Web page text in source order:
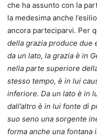
che ha assunto con la
la medesima anche
ancora parteciparvi. Per
della grazia produce due
da un lato, la grazia è in
nella parte superiore
stesso tempo, è in lui
inferiore. Da un lato è in
dall’altro è in lui fonte di
suo seno una sorgente
forma anche una